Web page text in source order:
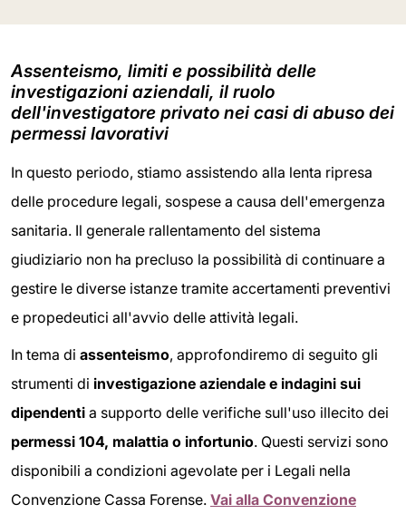
Assenteismo, limiti e possibilità delle
investigazioni aziendali, il ruolo
dell'investigatore privato nei casi di abuso dei
permessi lavorativi
In questo periodo, stiamo assistendo alla lenta ripresa
delle procedure legali, sospese a causa dell'emergenza
sanitaria. Il generale rallentamento del sistema
giudiziario non ha precluso la possibilità di continuare a
gestire le diverse istanze tramite accertamenti preventivi
e propedeutici all'avvio delle attività legali.
In tema di assenteismo, approfondiremo di seguito gli
strumenti di investigazione aziendale e indagini sui
dipendenti a supporto delle verifiche sull'uso illecito dei
permessi 104, malattia o infortunio. Questi servizi sono
disponibili a condizioni agevolate per i Legali nella
Convenzione Cassa Forense. Vai alla Convenzione